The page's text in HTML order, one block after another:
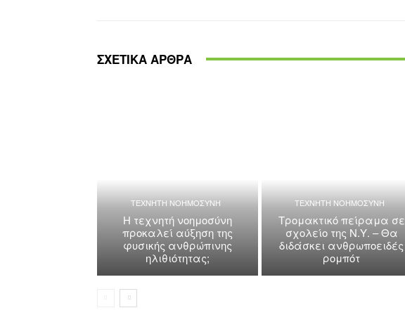
ΣΧΕΤΙΚΑ ΑΡΘΡΑ
ΤΕΧΝΗΤΗ ΝΟΗΜΟΣΥΝΗ
Η τεχνητή νοημοσύνη
προκαλεί αύξηση της
φυσικής ανθρώπινης
ηλιθιότητας;
ΤΕΧΝΗΤΗ ΝΟΗΜΟΣΥΝΗ
Τρομακτικό πείραμα σε
σχολείο της Ν.Υ. – Θα
διδάσκει ανθρωποειδές
ρομπότ